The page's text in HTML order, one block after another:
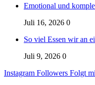
Emotional und
Juli 16, 2026 0
So viel Essen wir an
Juli 9, 2026 0
Instagram Followers Folgt